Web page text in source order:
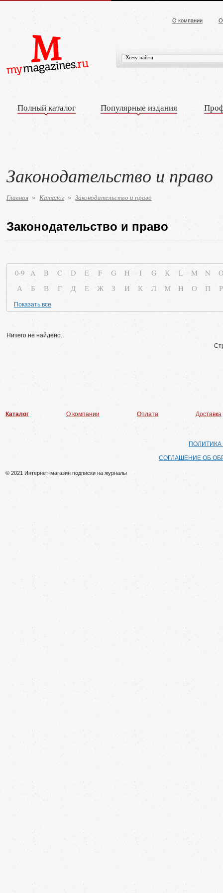
О компании
Полный каталог Популярные издания
Законодательство и право
Главная » Каталог » Законодательство и право
Законодательство и право
0-9 A B C D E F G H I G K L M N
А
Б В Г Д Е Ж З И К Л М Н О П Р
Показать все
Ничего не найдено.
Каталог О компании Оплата Доставка
СОГЛАШЕНИЕ ОБ
© 2021 Интернет-магазин подписки на журналы